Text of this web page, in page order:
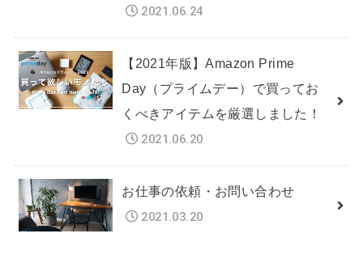
2021.06.24
【2021年版】Amazon Prime
Day（プライムデー）で買ってお
くべきアイテムを厳選しました！
2021.06.20
お仕事の依頼・お問い合わせ
2021.03.20